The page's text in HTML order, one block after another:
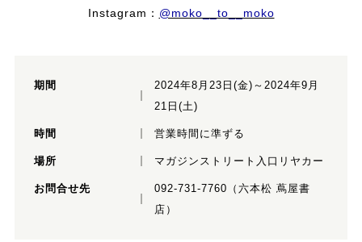
Instagram： @moko__to__moko
期間
2024年8月23日(金)～2024年9月
21日(土)
時間 営業時間に準ずる
場所 マガジンストリート入口リヤカー
お問合せ先
092-731-7760（六本松 蔦屋書
店）